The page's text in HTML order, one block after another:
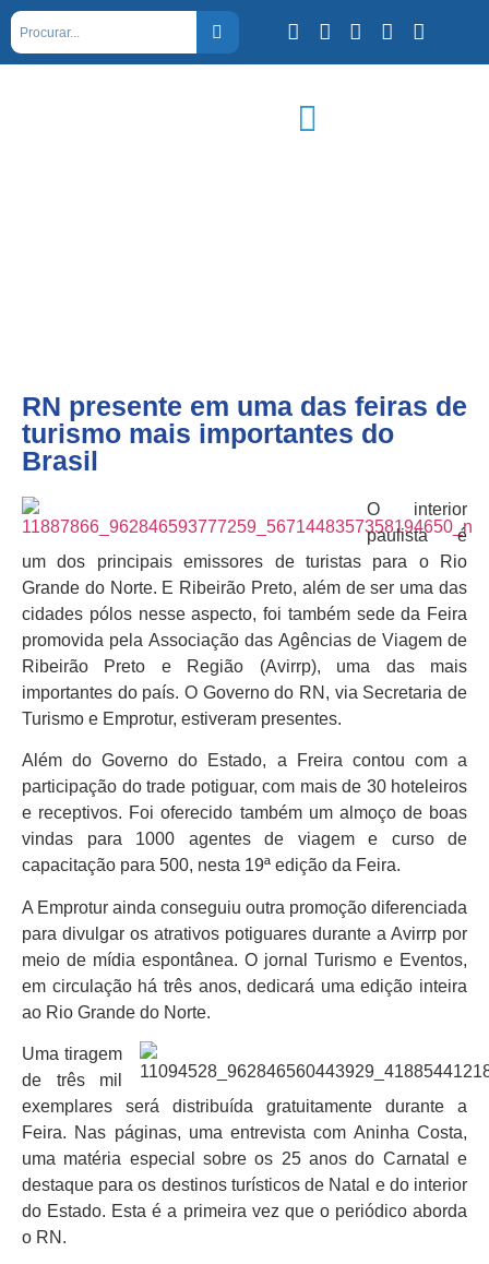
RN presente em uma das feiras de
turismo mais importantes do
Brasil
O interior
paulista é
um dos principais emissores de turistas para o Rio
Grande do Norte. E Ribeirão Preto, além de ser uma das
cidades pólos nesse aspecto, foi também sede da Feira
promovida pela Associação das Agências de Viagem de
Ribeirão Preto e Região (Avirrp), uma das mais
importantes do país. O Governo do RN, via Secretaria de
Turismo e Emprotur, estiveram presentes.
Além do Governo do Estado, a Freira contou com a
participação do trade potiguar, com mais de 30 hoteleiros
e receptivos. Foi oferecido também um almoço de boas
vindas para 1000 agentes de viagem e curso de
capacitação para 500, nesta 19ª edição da Feira.
A Emprotur ainda conseguiu outra promoção diferenciada
para divulgar os atrativos potiguares durante a Avirrp por
meio de mídia espontânea. O jornal Turismo e Eventos,
em circulação há três anos, dedicará uma edição inteira
ao Rio Grande do Norte.
Uma tiragem
de três mil
exemplares será distribuída gratuitamente durante a
Feira. Nas páginas, uma entrevista com Aninha Costa,
uma matéria especial sobre os 25 anos do Carnatal e
destaque para os destinos turísticos de Natal e do interior
do Estado. Esta é a primeira vez que o periódico aborda
o RN.